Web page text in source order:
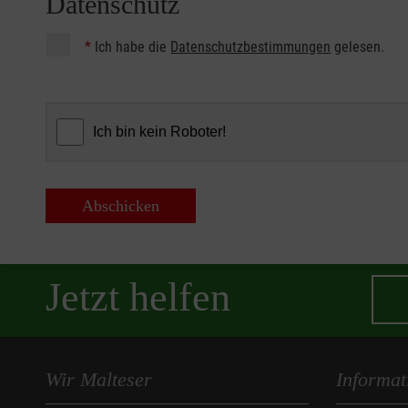
* Ich habe die Datenschutzbestimmungen gelesen.
Abschicken
Jetzt helfen
Wir Malteser